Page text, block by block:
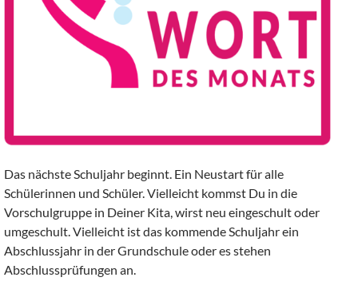
Das nächste Schuljahr beginnt. Ein Neustart für alle
Schülerinnen und Schüler. Vielleicht kommst Du in die
Vorschulgruppe in Deiner Kita, wirst neu eingeschult oder
umgeschult. Vielleicht ist das kommende Schuljahr ein
Abschlussjahr in der Grundschule oder es stehen
Abschlussprüfungen an.